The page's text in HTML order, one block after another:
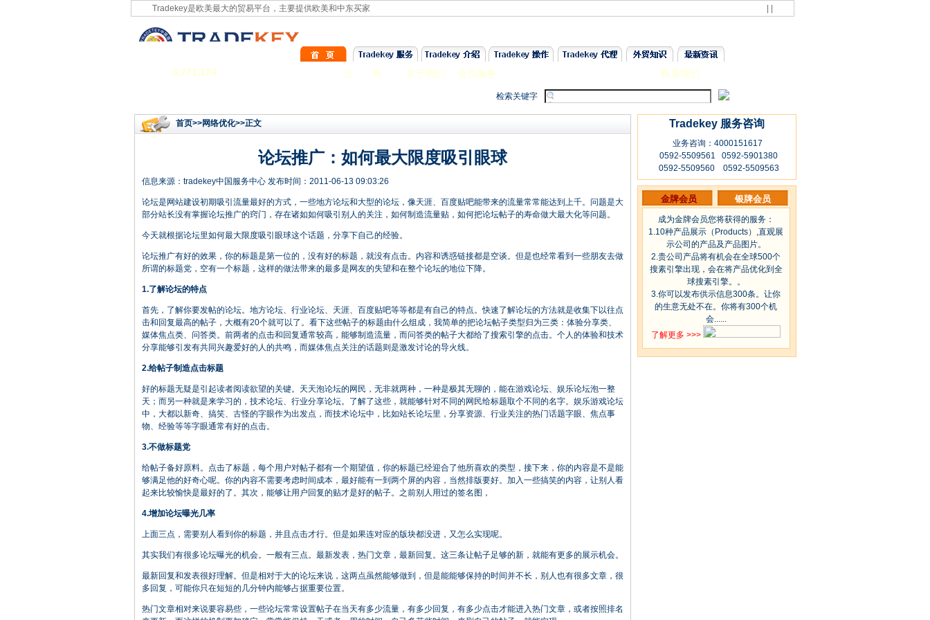
Tradekey是欧美最大的贸易平台，主要提供欧美和中东买家
3,771,174 公 告 关于我们 会员服务 联系我们
检索关键字
首页>>网络优化>>正文
论坛推广：如何最大限度吸引眼球
信息来源： tradekey中国服务中心 发布时间：2011-06-13 09:03:26
论坛是网站建设初期吸引流量最好的方式，一些地方论坛和大型的论坛，像天涯、百度贴吧能带来的流量常常能达到上千。问题是大
部分站长没有掌握论坛推广的窍门，存在诸如如何吸引别人的关注，如何制造流量贴，如何把论坛帖子的寿命做大最大化等问题。
今天就根据论坛里如何最大限度吸引眼球这个话题，分享下自己的经验。
论坛推广有好的效果，你的标题是第一位的，没有好的标题，就没有点击。内容和诱惑链接都是空谈。但是也经常看到一些朋友去做
所谓的标题党，空有一个标题，这样的做法带来的最多是网友的失望和在整个论坛的地位下降。
1.了解论坛的特点
首先，了解你要发帖的论坛。地方论坛、行业论坛、天涯、百度贴吧等等都是有自己的特点。快速了解论坛的方法就是收集下以往点
击和回复最高的帖子，大概有20个就可以了。看下这些帖子的标题由什么组成，我简单的把论坛帖子类型归为三类：体验分享类、
媒体焦点类、问答类。前两者的点击和回复通常较高，能够制造流量，而问答类的帖子大都给了搜索引擎的点击。个人的体验和技术
分享能够引发有共同兴趣爱好的人的共鸣，而媒体焦点关注的话题则是激发讨论的导火线。
2.给帖子制造点击标题
好的标题无疑是引起读者阅读欲望的关键。天天泡论坛的网民，无非就两种，一种是极其无聊的，能在游戏论坛、娱乐论坛泡一整
天；而另一种就是来学习的，技术论坛、行业分享论坛。了解了这些，就能够针对不同的网民给标题取个不同的名字。娱乐游戏论坛
中，大都以新奇、搞笑、古怪的字眼作为出发点，而技术论坛中，比如站长论坛里，分享资源、行业关注的热门话题字眼、焦点事
物、经验等等字眼通常有好的点击。
3.不做标题党
给帖子备好原料。点击了标题，每个用户对帖子都有一个期望值，你的标题已经迎合了他所喜欢的类型，接下来，你的内容是不是能
够满足他的好奇心呢。你的内容不需要考虑时间成本，最好能有一到两个屏的内容，当然排版要好。加入一些搞笑的内容，让别人看
起来比较愉快是最好的了。其次，能够让用户回复的贴才是好的帖子。之前别人用过的签名图，
4.增加论坛曝光几率
上面三点，需要别人看到你的标题，并且点击才行。但是如果连对应的版块都没进，又怎么实现呢。
其实我们有很多论坛曝光的机会。一般有三点。最新发表，热门文章，最新回复。这三条让帖子足够的新，就能有更多的展示机会。
最新回复和发表很好理解。但是相对于大的论坛来说，这两点虽然能够做到，但是能能够保持的时间并不长，别人也有很多文章，很
多回复，可能你只在短短的几分钟内能够占据重要位置。
热门文章相对来说要容易些，一些论坛常常设置帖子在当天有多少流量，有多少回复，有多少点击才能进入热门文章，或者按照排名
Tradekey 服务咨询
业务咨询：4000151617
0592-5509561 0592-5901380
0592-5509560 0592-5509563
金牌会员 银牌会员
成为金牌会员您将获得的服务：
1.10种产品展示（Products）,直观展
示公司的产品及产品图片。
2.贵公司产品将有机会在全球500个
搜素引擎出现，会在将产品优化到全
球搜素引擎。。
3.你可以发布供示信息300条。让你
的生意无处不在。你将有300个机
会......
了解更多 >>>